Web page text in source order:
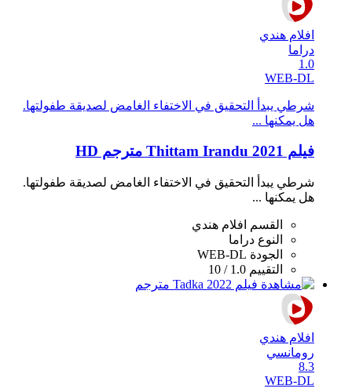
افلام هندي
دراما
1.0
WEB-DL
شرطي يبدأ التحقيق في الاختفاء الغامض لصديقة طفولتها.
هل يمكنها ...
فيلم Thittam Irandu 2021 مترجم HD
شرطي يبدأ التحقيق في الاختفاء الغامض لصديقة طفولتها.
هل يمكنها ...
القسم
افلام هندي
النوع دراما
الجودة WEB-DL
التقييم 1.0 / 10
افلام هندي
رومانسي
8.3
WEB-DL